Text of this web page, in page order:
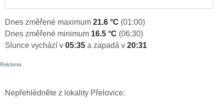
Dnes změřené maximum 21.6 °C (01:00)
Dnes změřené minimum 16.5 °C (06:30)
Slunce vychází v 05:35 a zapadá v 20:31
Nepřehlédněte z lokality Přelovice: